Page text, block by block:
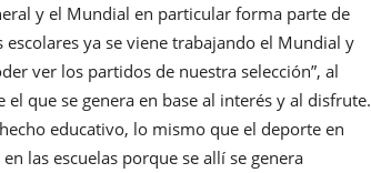
y el Mundial en particular forma parte de
ya se viene trabajando el Mundial y
ver los partidos de nuestra selección”, al
que se genera en base al interés y al disfrute.
educativo, lo mismo que el deporte en
las escuelas porque se allí se genera